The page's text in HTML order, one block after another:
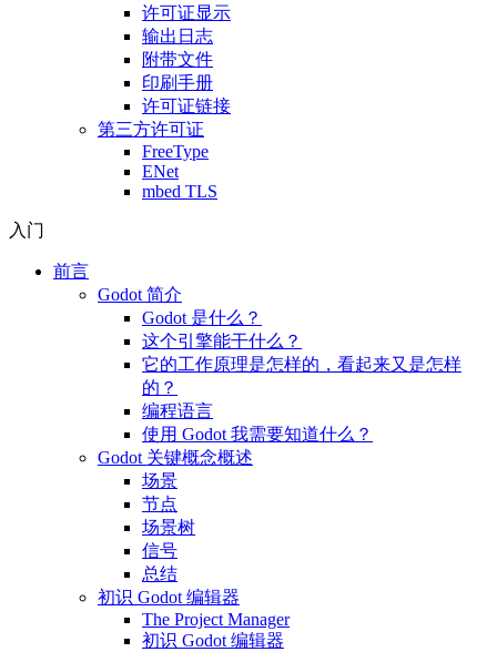
许可证显示
输出日志
附带文件
印刷手册
许可证链接
第三方许可证
FreeType
ENet
mbed TLS
入门
前言
Godot 简介
Godot 是什么？
这个引擎能干什么？
它的工作原理是怎样的，看起来又是怎样
的？
编程语言
使用 Godot 我需要知道什么？
Godot 关键概念概述
场景
节点
场景树
信号
总结
初识 Godot 编辑器
The Project Manager
初识 Godot 编辑器